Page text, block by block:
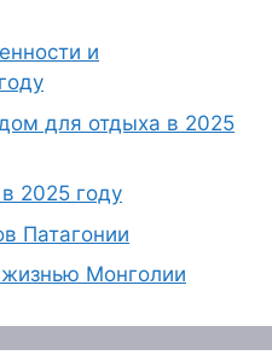
и
для отдыха в 2025
2025 году
Патагонии
Монголии